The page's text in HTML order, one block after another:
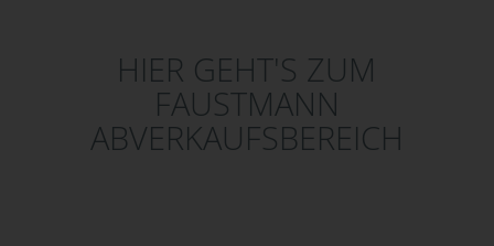
HIER GEHT'S ZUM
FAUSTMANN
ABVERKAUFSBEREICH